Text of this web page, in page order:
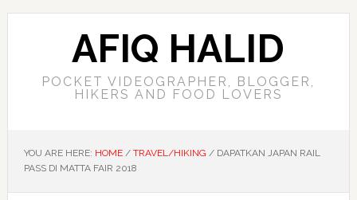
AFIQ HALID
POCKET VIDEOGRAPHER, BLOGGER,
HIKERS AND FOOD LOVERS
YOU ARE HERE: HOME / TRAVEL/HIKING /DAPATKAN JAPAN RAIL
PASS DI MATTA FAIR 2018